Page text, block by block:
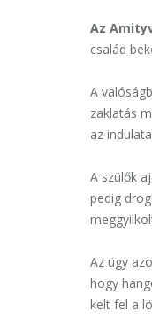
Az
család
A
zaklatás
az
A szülők
pedig
Az ügy
hogy
kelt fel a